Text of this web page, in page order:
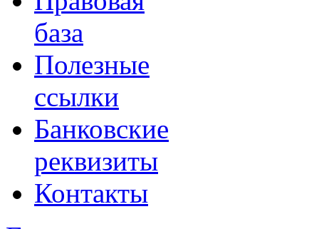
база
Полезные
ссылки
Банковские
реквизиты
Контакты